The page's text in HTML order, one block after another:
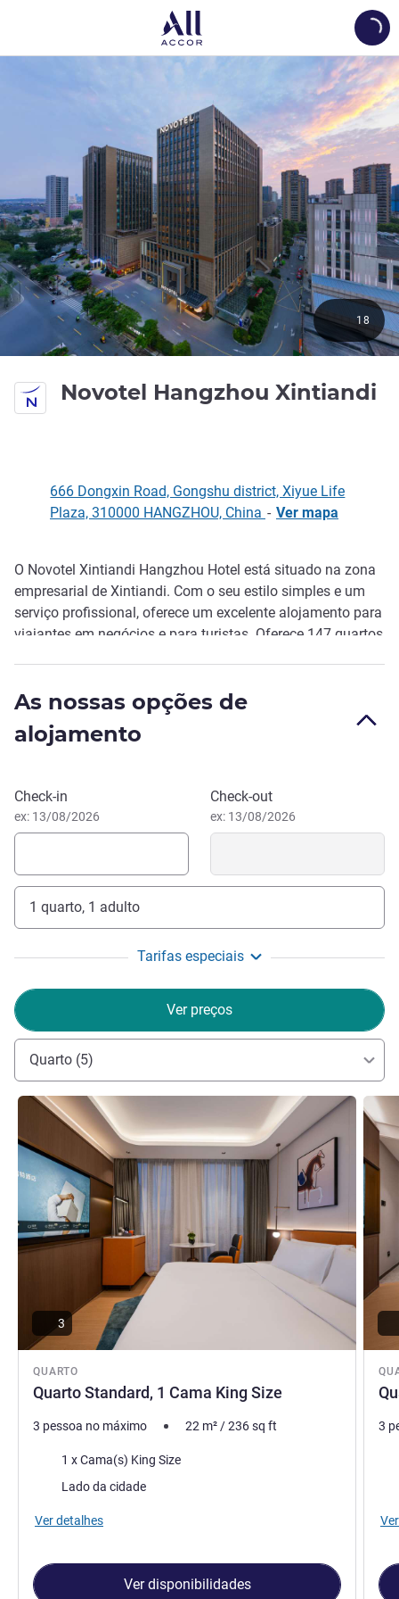
Novotel Hangzhou Xintiandi
18
666 Dongxin Road, Gongshu district, Xiyue Life
Plaza, 310000 HANGZHOU, China - Ver mapa
Descrição
O Novotel Xintiandi Hangzhou Hotel está situado na zona
empresarial de Xintiandi. Com o seu estilo simples e um
serviço profissional, oferece um excelente alojamento para
viajantes em negócios e para turistas. Oferece 147 quartos
sala de reuniões, centro de fitness 24 horas, lavandaria e
estacionamento grátis - ideal para as necessidades dos
hóspedes.
As nossas opções de
alojamento
Reservar este hotel
Check-in
ex: 13/08/2026
Check-out
ex: 13/08/2026
1 quarto, 1 adulto
Tarifas especiais
Ver preços
Quarto (5)
QUARTO
Quarto Standard, 1 Cama King Size
Ver detalhes
3
3 pessoa no máximo 22 m²/236sq ft
Cama1 x Cama(s) King Size
Vistas:Lado da cidade
Ver detalhes
Ver disponibilidades
Ver
3